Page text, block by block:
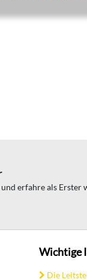
erfahre als Erster
Wichtige
Die